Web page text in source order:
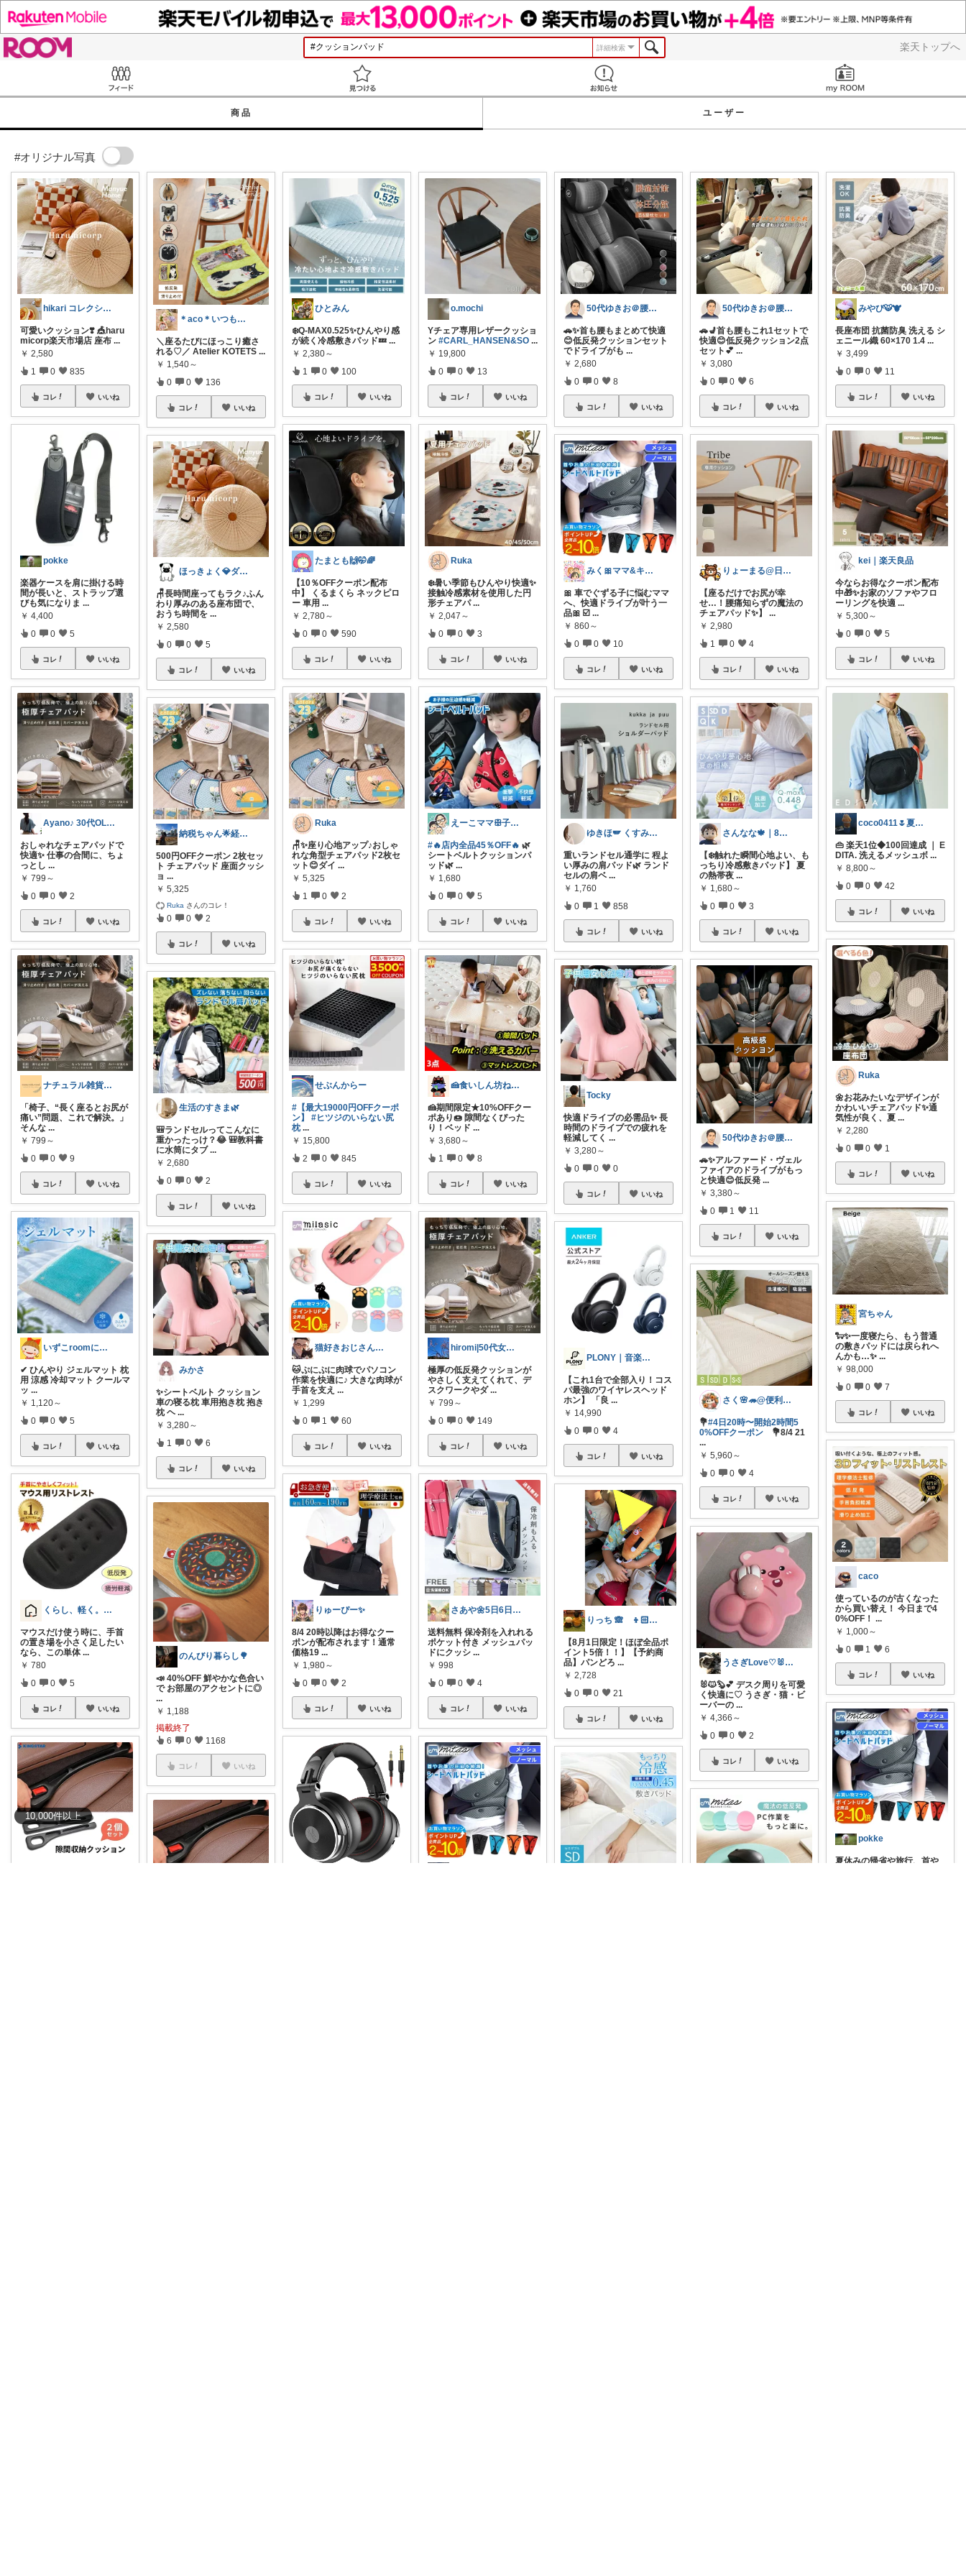
楽天トップへ
詳細検索
商品 ユーザー
#オリジナル写真
10,000件以上
hikari コレクション見てね✨
可愛いクッション❣️ 🎪haru
micorp楽天市場店 座布 ...
￥ 2,580
1 0 835
コレ いいね
pokke
楽器ケースを肩に掛ける時
間が長いと、ストラップ選
びも気になりま ...
￥ 4,400
0 0 5
コレ いいね
Ayano♪ 30代OLファッション
おしゃれなチェアパッドで
快適✨ 仕事の合間に、ちょ
っとし ...
￥ 799～
0 0 2
コレ いいね
ナチュラル雑貨とカフェ空間 ☕️
「椅子、“長く座るとお尻が
痛い”問題、これで解決。」
そんな ...
￥ 799～
0 0 9
コレ いいね
いずこroomに訪問ありがとう🕊✨
✔ ひんやり ジェルマット 枕
用 涼感 冷却マット クールマ
ッ ...
￥ 1,120～
0 0 5
コレ いいね
くらし、軽く。｜40代からの道具選び
マウスだけ使う時に、手首
の置き場を小さく足したい
なら、この単体 ...
￥ 780
0 0 5
コレ いいね
＊aco＊いつもありがとうございます♡
＼座るたびにほっこり癒さ
れる♡／ Atelier KOTETS ...
￥ 1,540～
0 0 136
コレ いいね
ほっきょく💎ダイヤモンド会員💎
🪑長時間座ってもラク♪ふん
わり厚みのある座布団で、
おうち時間を ...
￥ 2,580
0 0 5
コレ いいね
納税ちゃん🌟経由購入★
500円OFFクーポン 2枚セッ
ト チェアパッド 座面クッシ
ョ ...
￥ 5,325
Ruka さんのコレ！
0 0 2
コレ いいね
生活のすきま🌿
🎒ランドセルってこんなに
重かったっけ？😂 🎒教科書
に水筒にタブ ...
￥ 2,680
0 0 2
コレ いいね
みかさ
✨シートベルト クッション
車の寝る枕 車用抱き枕 抱き
枕 ヘ ...
￥ 3,280～
1 0 6
コレ いいね
のんびり暮らし🌳
📣 40%OFF 鮮やかな色合い
で お部屋のアクセントに◎
...
￥ 1,188
掲載終了
6 0 1168
コレ いいね
ひとみん
❄️Q-MAX0.525✨ひんやり感
が続く冷感敷きパッド💤...
￥ 2,380～
1 0 100
コレ いいね
たまとも🙌🤭🌈
【10％OFFクーポン配布
中】 くるまくら ネックピロ
ー 車用 ...
￥ 2,780～
0 0 590
コレ いいね
Ruka
🪑✨座り心地アップ♪おしゃ
れな角型チェアパッド2枚セ
ット😊ダイ ...
￥ 5,325
1 0 2
コレ いいね
せぶんからー
#【最大19000円OFFクーポ
ン】
#ヒツジのいらない尻
枕 ...
￥ 15,800
2 0 845
コレ いいね
猫好きおじさんのインテリア雑貨
🐱ぷにぷに肉球でパソコン
作業を快適に♪ 大きな肉球が
手首を支え ...
￥ 1,299
0 1 60
コレ いいね
りゅーぴー✨
8/4 20時以降はお得なクー
ポンが配布されます！通常
価格19 ...
￥ 1,980～
0 0 2
コレ いいね
o.mochi
Yチェア専用レザークッショ
ン#CARL_HANSEN&SO ...
￥ 19,800
0 0 13
コレ いいね
Ruka
❄️暑い季節もひんやり快適✨
接触冷感素材を使用した円
形チェアパ ...
￥ 2,047～
0 0 3
コレ いいね
えーこママꕥ子供達と夏を楽しむぞ☀️
#🔥店内全品45％OFF🔥 🌿
シートベルトクッションパ
ッド🌿...
￥ 1,680
0 0 5
コレ いいね
🍰食いしん坊ねっこ🍩毎日タロット占い
🍰期間限定★10%OFFクー
ポあり🍩 隙間なくぴった
り！ベッド ...
￥ 3,680～
1 0 8
コレ いいね
hiromi|50代女性の暮らしおすすめ
極厚の低反発クッションが
やさしく支えてくれて、デ
スクワークやダ ...
￥ 799～
0 0 149
コレ いいね
さあや🌼5日6日有難うございます
送料無料 保冷剤を入れれる
ポケット付き メッシュパッ
ドにクッシ ...
￥ 998
0 0 4
コレ いいね
50代ゆきお＠腰痛対策・改善グッズ
🚗✨首も腰もまとめて快適
😊低反発クッションセット
でドライブがも ...
￥ 2,680
0 0 8
コレ いいね
みく🎀ママ&キッズグッズ🎁
🎀 車でぐずる子に悩むママ
へ、快適ドライブが叶う一
品🎀 ☑️ ...
￥ 860～
0 0 10
コレ いいね
ゆきほ🪽 くすみカラー×小学生ママ
重いランドセル通学に 程よ
い厚みの肩パッド🌿 ランド
セルの肩ベ ...
￥ 1,760
0 1 858
コレ いいね
Tocky
快適ドライブの必需品✨ 長
時間のドライブでの疲れを
軽減してく ...
￥ 3,280～
0 0 0
コレ いいね
PLONY｜音楽・DTM・ガジェット
【これ1台で全部入り！コス
パ最強のワイヤレスヘッド
ホン】 「良 ...
￥ 14,990
0 0 4
コレ いいね
りっち 🙈 👦🏻8y👶🏻3y
【8月1日限定！ほぼ全品ポ
イント5倍！！】【予約商
品】パンどろ ...
￥ 2,728
0 0 21
コレ いいね
50代ゆきお＠腰痛対策・改善グッズ
🚗💺首も腰もこれ1セットで
快適😊低反発クッション2点
セット💕...
￥ 3,080
0 0 6
コレ いいね
りょーまる@日用品×ファッション
【座るだけでお尻が幸
せ…！腰痛知らずの魔法の
チェアパッド✨】...
￥ 2,980
1 0 4
コレ いいね
さんなな🍁｜8月朝コレチャレンジ🌞
【❄️触れた瞬間心地よい、も
っちり冷感敷きパッド】 夏
の熱帯夜 ...
￥ 1,680～
0 0 3
コレ いいね
50代ゆきお＠腰痛対策・改善グッズ
🚗✨アルファード・ヴェル
ファイアのドライブがもっ
と快適😊低反発 ...
￥ 3,380～
0 1 11
コレ いいね
さく🌸🦔@便利でかわいいを探す旅
💐#4日20時〜開始2時間5
0%OFFクーポン 💐8/4 21
...
￥ 5,960～
0 0 4
コレ いいね
うさぎLove♡🐰みーちゃん🐰
🐰🐱🦫💕 デスク周りを可愛
く快適に♡ うさぎ・猫・ビ
ーバーの ...
￥ 4,366～
0 0 2
コレ いいね
みやび🐯🐮
長座布団 抗菌防臭 洗える シ
ェニール織 60×170 1.4 ...
￥ 3,499
0 0 11
コレ いいね
kei｜楽天良品
今ならお得なクーポン配布
中🎁✨お家のソファやフロ
ーリングを快適 ...
￥ 5,300～
0 0 5
コレ いいね
coco0411🌷夏グッズ色々🌻
👜 楽天1位◆100回達成 ｜ E
DITA. 洗えるメッシュボ ...
￥ 8,800～
0 0 42
コレ いいね
Ruka
🌼お花みたいなデザインが
かわいいチェアパッド✨通
気性が良く、夏 ...
￥ 2,280
0 0 1
コレ いいね
宮ちゃん
🐑✨一度寝たら、もう普通
の敷きパッドには戻られへ
んかも…✨...
￥ 98,000
0 0 7
コレ いいね
caco
使っているのが古くなった
から買い替え！ 今日まで4
0%OFF！ ...
￥ 1,000～
0 1 6
コレ いいね
pokke
夏休みの帰省や旅行、首や